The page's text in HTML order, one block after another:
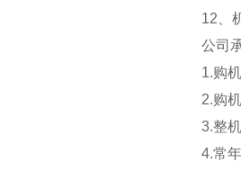
12、
公司
1.购
2.购
3.整
4.常